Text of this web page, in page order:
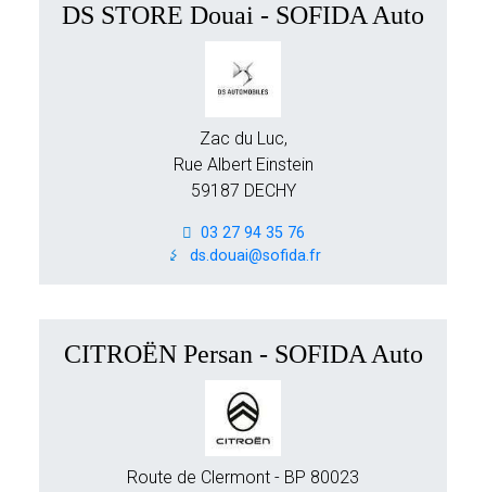
DS STORE Douai - SOFIDA Auto
Zac du Luc,
Rue Albert Einstein
59187 DECHY
03 27 94 35 76
ds.douai@sofida.fr
CITROËN Persan - SOFIDA Auto
Route de Clermont - BP 80023